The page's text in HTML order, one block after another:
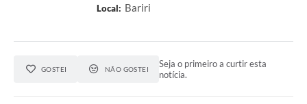
Local: Bariri
GOSTEI NÃO GOSTEI
Seja o primeiro a curtir esta
notícia.